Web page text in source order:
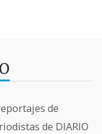
de
de DIARIO